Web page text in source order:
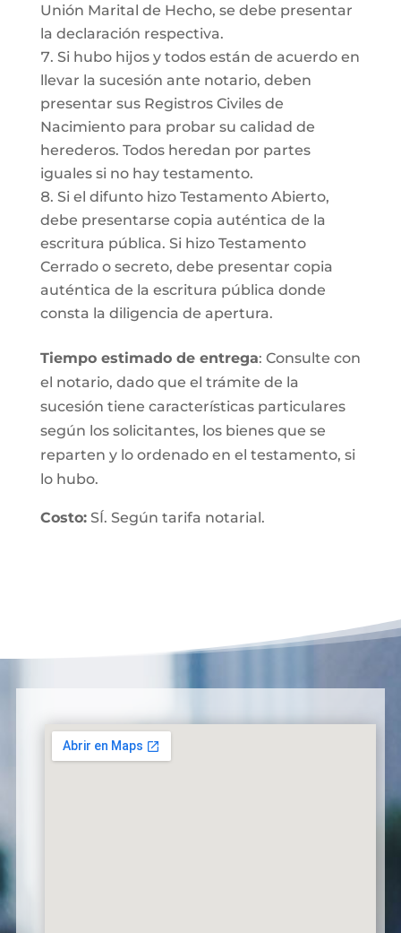
Unión Marital de Hecho, se debe presentar
la declaración respectiva.
Si hubo hijos y todos están de acuerdo en
llevar la sucesión ante notario, deben
presentar sus Registros Civiles de
Nacimiento para probar su calidad de
herederos. Todos heredan por partes
iguales si no hay testamento.
Si el difunto hizo Testamento Abierto,
debe presentarse copia auténtica de la
escritura pública. Si hizo Testamento
Cerrado o secreto, debe presentar copia
auténtica de la escritura pública donde
consta la diligencia de apertura.
Tiempo estimado de entrega: Consulte con
el notario, dado que el trámite de la
sucesión tiene características particulares
según los solicitantes, los bienes que se
reparten y lo ordenado en el testamento, si
lo hubo.
Costo:SÍ. Según tarifa notarial.